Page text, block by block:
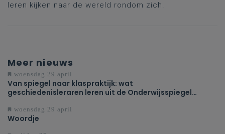
leren kijken naar de wereld rondom zich.
Meer nieuws
woensdag 29 april
Van spiegel naar klaspraktijk: wat
geschiedenisleraren leren uit de Onderwijsspiegel
woensdag 29 april
Woordje